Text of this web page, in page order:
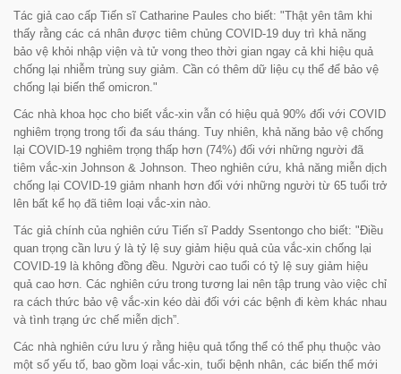
Tác giả cao cấp Tiến sĩ Catharine Paules cho biết: "Thật yên tâm khi
thấy rằng các cá nhân được tiêm chủng COVID-19 duy trì khả năng
bảo vệ khỏi nhập viện và tử vong theo thời gian ngay cả khi hiệu quả
chống lại nhiễm trùng suy giảm. Cần có thêm dữ liệu cụ thể để bảo vệ
chống lại biến thể omicron."
Các nhà khoa học cho biết vắc-xin vẫn có hiệu quả 90% đối với COVID
nghiêm trọng trong tối đa sáu tháng. Tuy nhiên, khả năng bảo vệ chống
lại COVID-19 nghiêm trọng thấp hơn (74%) đối với những người đã
tiêm vắc-xin Johnson & Johnson. Theo nghiên cứu, khả năng miễn dịch
chống lại COVID-19 giảm nhanh hơn đối với những người từ 65 tuổi trở
lên bất kể họ đã tiêm loại vắc-xin nào.
Tác giả chính của nghiên cứu Tiến sĩ Paddy Ssentongo cho biết: "Điều
quan trọng cần lưu ý là tỷ lệ suy giảm hiệu quả của vắc-xin chống lại
COVID-19 là không đồng đều. Người cao tuổi có tỷ lệ suy giảm hiệu
quả cao hơn. Các nghiên cứu trong tương lai nên tập trung vào việc chỉ
ra cách thức bảo vệ vắc-xin kéo dài đối với các bệnh đi kèm khác nhau
và tình trạng ức chế miễn dịch”.
Các nhà nghiên cứu lưu ý rằng hiệu quả tổng thể có thể phụ thuộc vào
một số yếu tố, bao gồm loại vắc-xin, tuổi bệnh nhân, các biến thể mới